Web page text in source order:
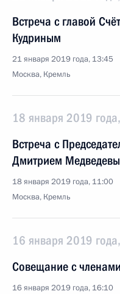
Встреча с главой
Кудриным
21 января 2019 года, 13:45
Москва, Кремль
18 января 2019
Встреча с
Дмитрием
18 января 2019 года, 11:00
Москва, Кремль
16 января 2019
Совещание с
16 января 2019 года, 16:10